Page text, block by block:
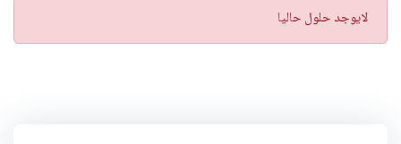
تنبيه
لايوجد حلول حاليا